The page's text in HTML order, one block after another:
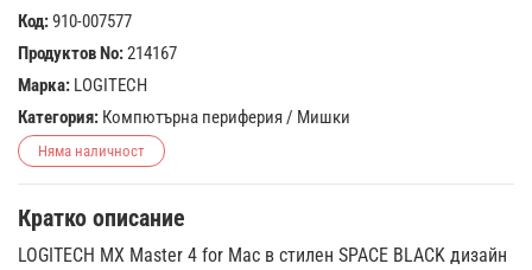
Код:910-007577
Продуктов No:214167
Марка: LOGITECH
Категория: Компютърна периферия/ Мишки
Няма наличност
Кратко описание
LOGITECH MX Master 4 for Mac в стилен SPACE BLACK дизайн